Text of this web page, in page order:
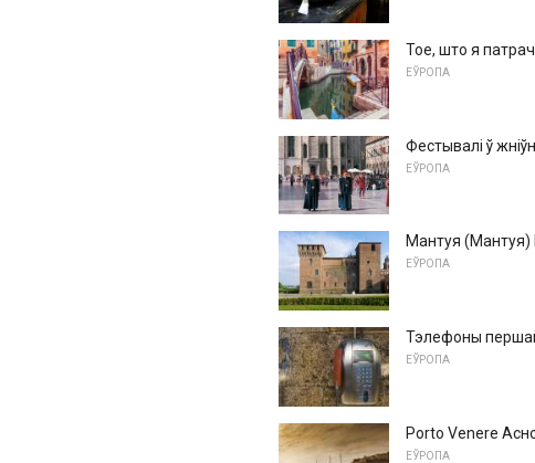
Тое, што я
ЕЎРОПА
Фестывалі ў
ЕЎРОПА
Мантуя (Мантуя)
ЕЎРОПА
Тэлефоны першай
ЕЎРОПА
Porto Venere
ЕЎРОПА